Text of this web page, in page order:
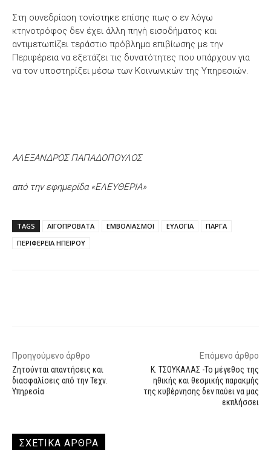
Στη συνεδρίαση τονίστηκε επίσης πως ο εν λόγω
κτηνοτρόφος δεν έχει άλλη πηγή εισοδήματος και
αντιμετωπίζει τεράστιο πρόβλημα επιβίωσης με την
Περιφέρεια να εξετάζει τις δυνατότητες που υπάρχουν για
να τον υποστηρίξει μέσω των Κοινωνικών της Υπηρεσιών.
ΑΛΕΞΑΝΔΡΟΣ ΠΑΠΑΔΟΠΟΥΛΟΣ
από την εφημερίδα «ΕΛΕΥΘΕΡΙΑ»
TAGS ΑΙΓΟΠΡΟΒΑΤΑ ΕΜΒΟΛΙΑΣΜΟΙ ΕΥΛΟΓΙΑ
ΠΑΡΓΑ
ΠΕΡΙΦΕΡΕΙΑ ΗΠΕΙΡΟΥ
Προηγούμενο άρθρο
Ζητούνται απαντήσεις και
διασφαλίσεις από την Τεχν.
Υπηρεσία
Επόμενο άρθρο
Κ. ΤΣΟΥΚΑΛΑΣ -Το μέγεθος της
ηθικής και θεσμικής παρακμής
της κυβέρνησης δεν παύει να μας
εκπλήσσει
ΣΧΕΤΙΚΑ ΑΡΘΡΑ